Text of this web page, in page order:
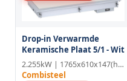
Drop-in Verwarmde
Keramische Plaat 5/1 - Wit
2.255kW | 1765x610x147(h)mm
Combisteel